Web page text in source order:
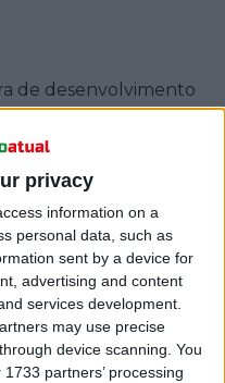
privacy
information on a
personal data, such as
sent by a device for
advertising and content
services development.
may use precise
device scanning. You
partners’ processing
de desenvolvimento
18 anos, a sua
uma das melhores
Contudo, o
no início do
poucos
altura.
período com gratidão,
foi essencial para a
desportiva. Belletta é
de trabalho da